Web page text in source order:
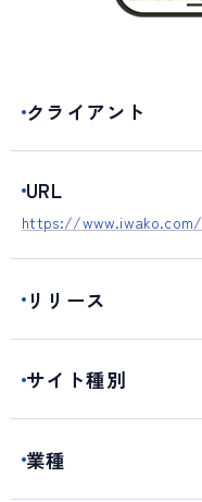
クライアント
URL
https://www.iwako.com/
リリース
サイト種別
業種